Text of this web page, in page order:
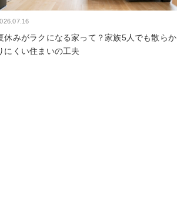
休みがラクになる家って？家族5人でも散らか
にくい住まいの工夫